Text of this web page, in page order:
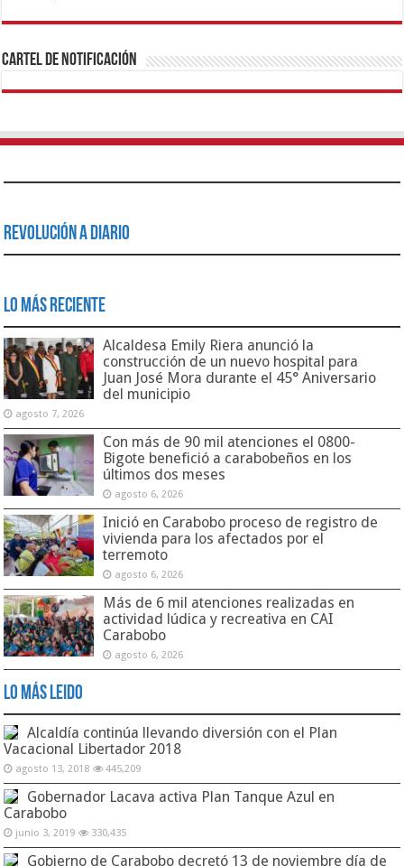
1xbetBetturkeyBetistKralbetSupertotobetTipobetMatadorbetMariobet
https://mvbcasino.com/
Cartel de Notificación
Revolución a Diario
Lo Más Reciente
Alcaldesa Emily Riera anunció la
construcción de un nuevo hospital para
Juan José Mora durante el 45° Aniversario
del municipio
agosto 7, 2026
Con más de 90 mil atenciones el 0800-
Bigote benefició a carabobeños en los
últimos dos meses
agosto 6, 2026
Inició en Carabobo proceso de registro de
vivienda para los afectados por el
terremoto
agosto 6, 2026
Más de 6 mil atenciones realizadas en
actividad lúdica y recreativa en CAI
Carabobo
agosto 6, 2026
Lo Más Leido
Alcaldía continúa llevando diversión con el Plan
Vacacional Libertador 2018
agosto 13, 2018 445,209
Gobernador Lacava activa Plan Tanque Azul en
Carabobo
junio 3, 2019 330,435
Gobierno de Carabobo decretó 13 de noviembre día de